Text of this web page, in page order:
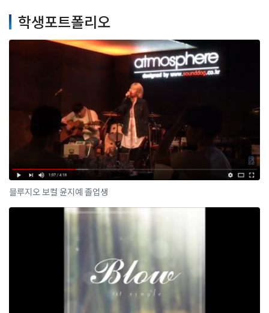
학생포트폴리오
블루지오 보컬 윤지예 졸업생